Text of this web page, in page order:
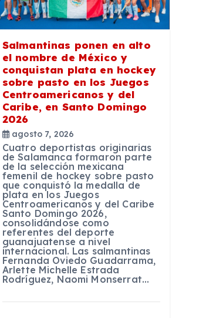
Salmantinas ponen en alto
el nombre de México y
conquistan plata en hockey
sobre pasto en los Juegos
Centroamericanos y del
Caribe, en Santo Domingo
2026
agosto 7, 2026
Cuatro deportistas originarias
de Salamanca formaron parte
de la selección mexicana
femenil de hockey sobre pasto
que conquistó la medalla de
plata en los Juegos
Centroamericanos y del Caribe
Santo Domingo 2026,
consolidándose como
referentes del deporte
guanajuatense a nivel
internacional. Las salmantinas
Fernanda Oviedo Guadarrama,
Arlette Michelle Estrada
Rodríguez, Naomi Monserrat…